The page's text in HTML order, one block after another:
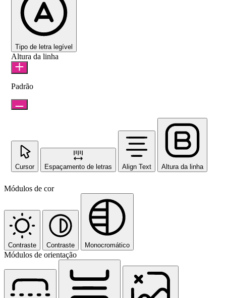
Tipo de letra legível
Altura da linha
Padrão
Cursor Espaçamento de letras Align Text Altura da linha
Módulos de cor
Contraste Contraste Monocromático
Módulos de orientação